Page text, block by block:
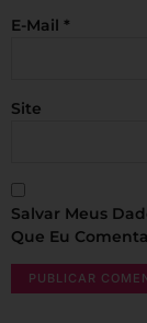
E-Mail *
Site
Salvar Meus
Que Eu